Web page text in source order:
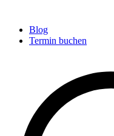
Blog
Termin buchen